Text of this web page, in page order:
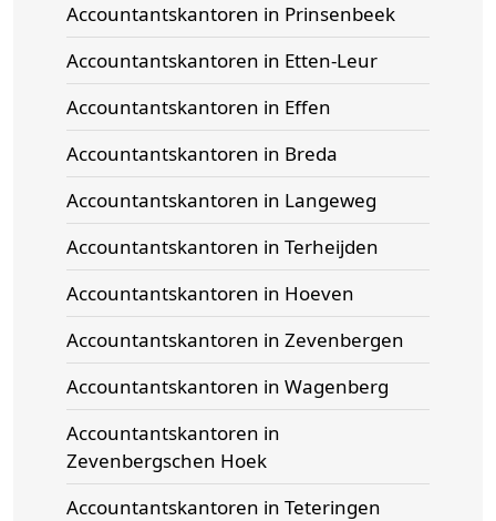
Accountantskantoren in Prinsenbeek
Accountantskantoren in Etten-Leur
Accountantskantoren in Effen
Accountantskantoren in Breda
Accountantskantoren in Langeweg
Accountantskantoren in Terheijden
Accountantskantoren in Hoeven
Accountantskantoren in Zevenbergen
Accountantskantoren in Wagenberg
Accountantskantoren in
Zevenbergschen Hoek
Accountantskantoren in Teteringen